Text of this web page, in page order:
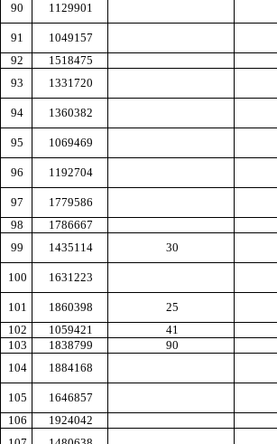
90
1129901
91 1049157
92
1518475
93
1331720
94 1360382
95 1069469
96 1192704
97
1779586
98
1786667
99
1435114 30
100 1631223
101 1860398 25
102
1059421 41
103
1838799 90
104
1884168
105
1646857
106
1924042